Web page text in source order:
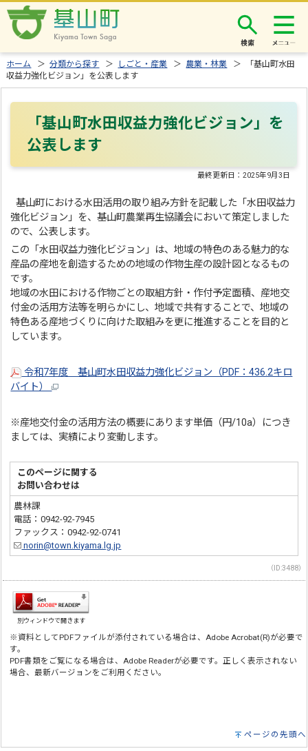
検索
ホーム ＞分類から探す ＞ しごと・産業 ＞ 農業・林業 ＞ 「基山町水田
収益力強化ビジョン」を公表します
「基山町水田収益力強化ビジョン」を
公表します
最終更新日：2025年9月3日
基山町における水田活用の取り組み方針を記載した「水田収益力
強化ビジョン」を、基山町農業再生協議会において策定しました
ので、公表します。
この「水田収益力強化ビジョン」は、地域の特色のある魅力的な
産品の産地を創造するための地域の作物生産の設計図となるもの
です。
地域の水田における作物ごとの取組方針・作付予定面積、産地交
付金の活用方法等を明らかにし、地域で共有することで、地域の
特色ある産地づくりに向けた取組みを更に推進することを目的と
しています。
令和7年度 基山町水田収益力強化ビジョン（PDF：436.2キロ
バイト）
※産地交付金の活用方法の概要にあります単価（円/10a）につき
ましては、実績により変動します。
このページに関する
お問い合わせは
農林課
電話：0942-92-7945
ファックス：0942-92-0741
norin@town.kiyama.lg.jp
（ID:3488）
別ウィンドウで開きます
※資料としてPDFファイルが添付されている場合は、Adobe Acrobat(R)が必要で
す。
PDF書類をご覧になる場合は、Adobe Readerが必要です。正しく表示されない
場合、最新バージョンをご利用ください。
ページの先頭へ